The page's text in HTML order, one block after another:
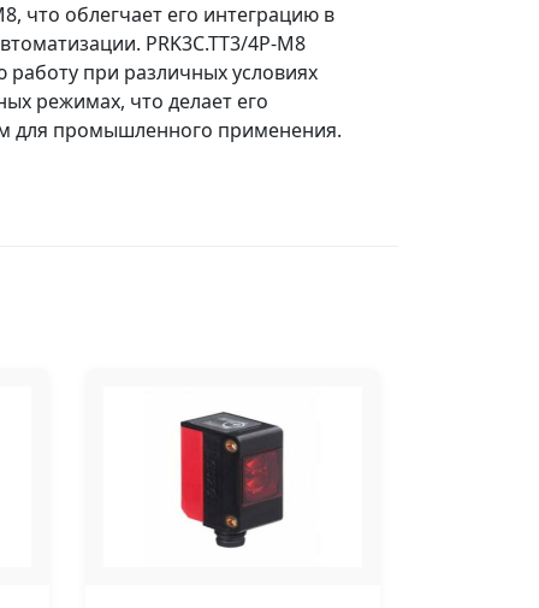
что облегчает его интеграцию в
PRK3C.TT3/4P-M8
работу при различных условиях
режимах, что делает его
для промышленного применения.